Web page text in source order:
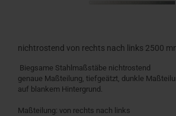
nichtrostend von rechts nach links 2500
Biegsame Stahlmaßstäbe nichtrostend
genaue Maßteilung, tiefgeätzt, dunkle
auf blankem Hintergrund.
Maßteilung: von rechts nach links